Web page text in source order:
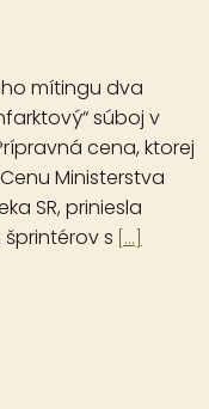
mítingu dva
súboj v
cena, ktorej
Ministerstva
SR, priniesla
s [...]